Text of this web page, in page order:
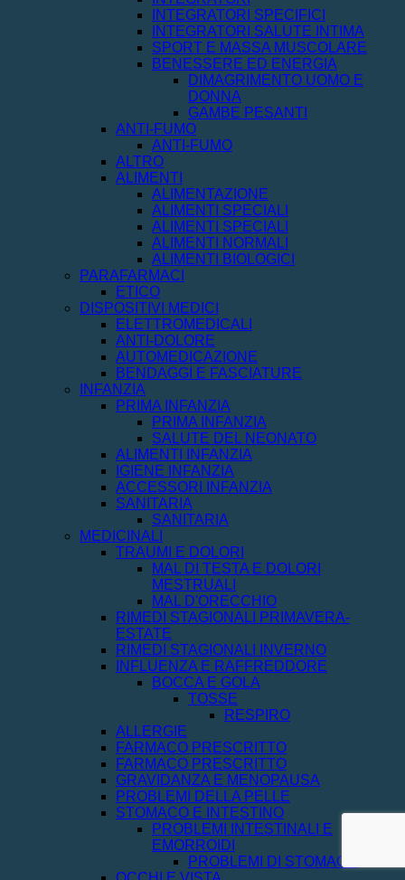
INTEGRATORI SPECIFICI
INTEGRATORI SALUTE INTIMA
SPORT E MASSA MUSCOLARE
BENESSERE ED ENERGIA
DIMAGRIMENTO UOMO E
DONNA
GAMBE PESANTI
ANTI-FUMO
ANTI-FUMO
ALTRO
ALIMENTI
ALIMENTAZIONE
ALIMENTI SPECIALI
ALIMENTI SPECIALI
ALIMENTI NORMALI
ALIMENTI BIOLOGICI
PARAFARMACI
ETICO
DISPOSITIVI MEDICI
ELETTROMEDICALI
ANTI-DOLORE
AUTOMEDICAZIONE
BENDAGGI E FASCIATURE
INFANZIA
PRIMA INFANZIA
PRIMA INFANZIA
SALUTE DEL NEONATO
ALIMENTI INFANZIA
IGIENE INFANZIA
ACCESSORI INFANZIA
SANITARIA
SANITARIA
MEDICINALI
TRAUMI E DOLORI
MAL DI TESTA E DOLORI
MESTRUALI
MAL D'ORECCHIO
RIMEDI STAGIONALI PRIMAVERA-
ESTATE
RIMEDI STAGIONALI INVERNO
INFLUENZA E RAFFREDDORE
BOCCA E GOLA
TOSSE
RESPIRO
ALLERGIE
FARMACO PRESCRITTO
FARMACO PRESCRITTO
GRAVIDANZA E MENOPAUSA
PROBLEMI DELLA PELLE
STOMACO E INTESTINO
PROBLEMI INTESTINALI E
EMORROIDI
PROBLEMI DI STOMACO